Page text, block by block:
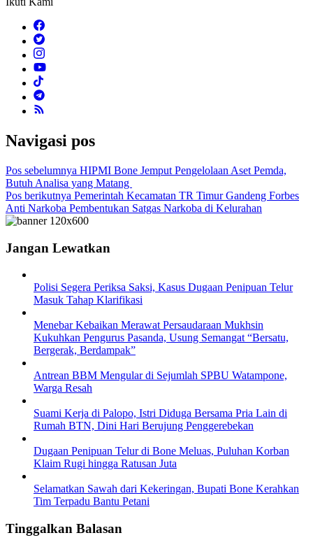
Navigasi pos
Pos sebelumnya HIPMI Bone Jemput Pengelolaan Aset Pemda,
Butuh Analisa yang Matang
Pos berikutnya Pemerintah Kecamatan TR Timur Gandeng Forbes
Anti Narkoba Pembentukan Satgas Narkoba di Kelurahan
Jangan Lewatkan
Polisi Segera Periksa Saksi, Kasus Dugaan Penipuan Telur
Masuk Tahap Klarifikasi
Menebar Kebaikan Merawat Persaudaraan Mukhsin
Kukuhkan Pengurus Pasanda, Usung Semangat “Bersatu,
Bergerak, Berdampak”
Antrean BBM Mengular di Sejumlah SPBU Watampone,
Warga Resah
Suami Kerja di Palopo, Istri Diduga Bersama Pria Lain di
Rumah BTN, Dini Hari Berujung Penggerebekan
Dugaan Penipuan Telur di Bone Meluas, Puluhan Korban
Klaim Rugi hingga Ratusan Juta
Selamatkan Sawah dari Kekeringan, Bupati Bone Kerahkan
Tim Terpadu Bantu Petani
Tinggalkan Balasan